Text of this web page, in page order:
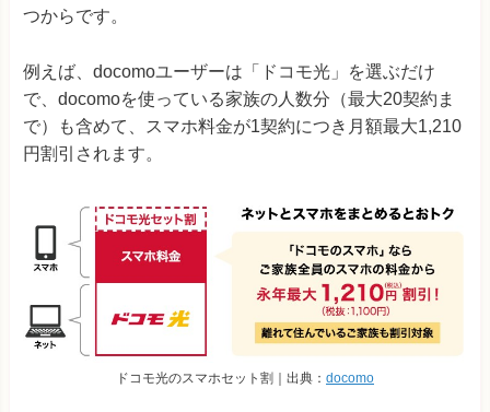
つからです。
例えば、docomoユーザーは「ドコモ光」を選ぶだけ
で、docomoを使っている家族の人数分（最大20契約ま
で）も含めて、スマホ料金が1契約につき月額最大1,210
円割引されます。
ドコモ光のスマホセット割｜出典： docomo